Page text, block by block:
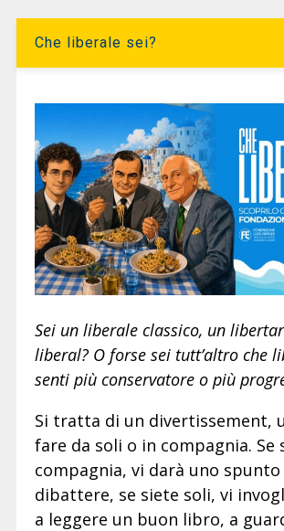
Che liberale sei?
Sei un liberale classico, un
liberal? O forse sei tutt’altro che
senti più conservatore o più
Si tratta di un divertissement,
fare da soli o in compagnia. Se
compagnia, vi darà uno
dibattere, se siete soli, vi
a leggere un buon libro, a